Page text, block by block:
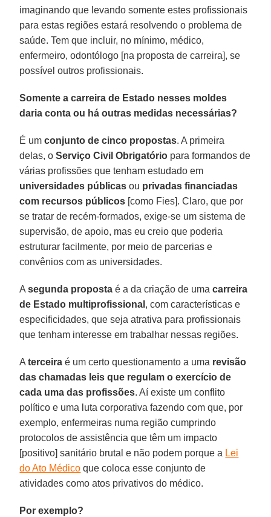
imaginando que levando somente estes profissionais
para estas regiões estará resolvendo o problema de
saúde. Tem que incluir, no mínimo, médico,
enfermeiro, odontólogo [na proposta de carreira], se
possível outros profissionais.
Somente a carreira de Estado nesses moldes
daria conta ou há outras medidas necessárias?
É umconjunto de cinco propostas. A primeira
delas, oServiço Civil Obrigatório para formandos de
várias profissões que tenham estudado em
universidades públicas ou privadas financiadas
com recursos públicos [como Fies]. Claro, que por
se tratar de recém-formados, exige-se um sistema de
supervisão, de apoio, mas eu creio que poderia
estruturar facilmente, por meio de parcerias e
convênios com as universidades.
Asegunda proposta é a da criação de umacarreira
de Estado multiprofissional , com características e
especificidades, que seja atrativa para profissionais
que tenham interesse em trabalhar nessas regiões.
Aterceira é um certo questionamento a uma revisão
das chamadas leis que regulam o exercício de
cada uma das profissões. Aí existe um conflito
político e uma luta corporativa fazendo com que, por
exemplo, enfermeiras numa região cumprindo
protocolos de assistência que têm um impacto
[positivo] sanitário brutal e não podem porque a Lei
do Ato Médico que coloca esse conjunto de
atividades como atos privativos do médico.
Por exemplo?